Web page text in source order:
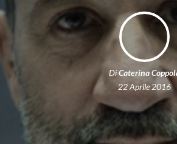
DiCaterina
22 Aprile 2016